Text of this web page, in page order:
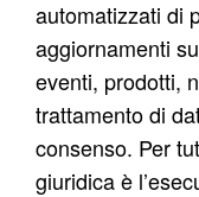
automatizzati di
aggiornamenti
eventi, prodotti,
trattamento di
consenso. Per
giuridica è